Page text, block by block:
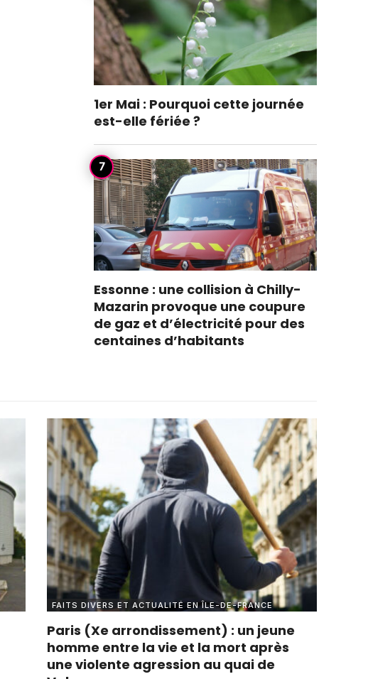
1er Mai : Pourquoi cette journée
est-elle fériée ?
Essonne : une collision à Chilly-
Mazarin provoque une coupure
de gaz et d’électricité pour des
centaines d’habitants
FAITS DIVERS ET ACTUALITÉ EN ÎLE-DE-FRANCE
Paris (Xe arrondissement) : un jeune
homme entre la vie et la mort après
une violente agression au quai de